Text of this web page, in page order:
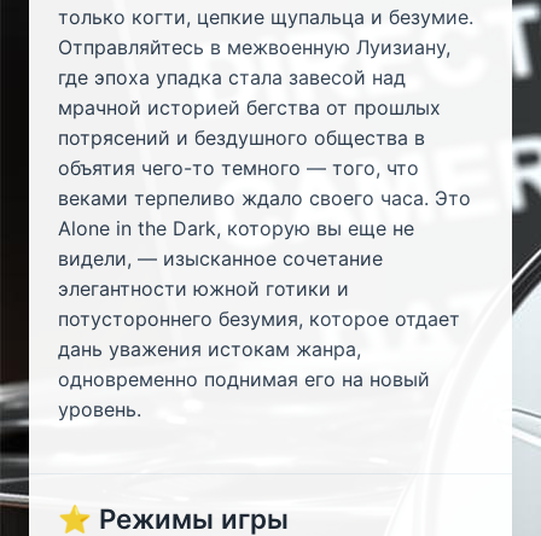
только когти, цепкие щупальца и безумие.
Отправляйтесь в межвоенную Луизиану,
где эпоха упадка стала завесой над
мрачной историей бегства от прошлых
потрясений и бездушного общества в
объятия чего-то темного — того, что
веками терпеливо ждало своего часа. Это
Alone in the Dark, которую вы еще не
видели, — изысканное сочетание
элегантности южной готики и
потустороннего безумия, которое отдает
дань уважения истокам жанра,
одновременно поднимая его на новый
уровень.
⭐ Режимы игры